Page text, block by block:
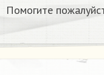
Помогите